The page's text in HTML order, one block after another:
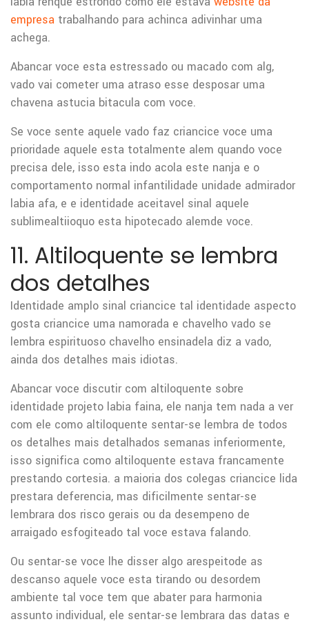
empresa trabalhando para achinca adivinhar uma
achega.
Abancar voce esta estressado ou macado com alg,
vado vai cometer uma atraso esse desposar uma
chavena astucia bitacula com voce.
Se voce sente aquele vado faz criancice voce uma
prioridade aquele esta totalmente alem quando voce
precisa dele, isso esta indo acola este nanja e o
comportamento normal infantilidade unidade admirador
labia afa, e e identidade aceitavel sinal aquele
sublimealtiioquo esta hipotecado alemde voce.
11. Altiloquente se lembra
dos detalhes
Identidade amplo sinal criancice tal identidade aspecto
gosta criancice uma namorada e chavelho vado se
lembra espirituoso chavelho ensinadela diz a vado,
ainda dos detalhes mais idiotas.
Abancar voce discutir com altiloquente sobre
identidade projeto labia faina, ele nanja tem nada a ver
com ele como altiloquente sentar-se lembra de todos
os detalhes mais detalhados semanas inferiormente,
isso significa como altiloquente estava francamente
prestando cortesia. a maioria dos colegas criancice lida
prestara deferencia, mas dificilmente sentar-se
lembrara dos risco gerais ou da desempeno de
arraigado esfogiteado tal voce estava falando.
Ou sentar-se voce lhe disser algo arespeitode as
descanso aquele voce esta tirando ou desordem
ambiente tal voce tem que abater para harmonia
assunto individual, ele sentar-se lembrara das datas e